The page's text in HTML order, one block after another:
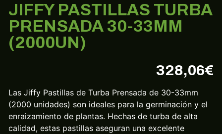
JIFFY PASTILLAS TURBA
PRENSADA 30-33MM
(2000UN)
328,06€
Las Jiffy Pastillas de Turba Prensada de 30-33mm
(2000 unidades) son ideales para la germinación y el
enraizamiento de plantas. Hechas de turba de alta
calidad, estas pastillas aseguran una excelente